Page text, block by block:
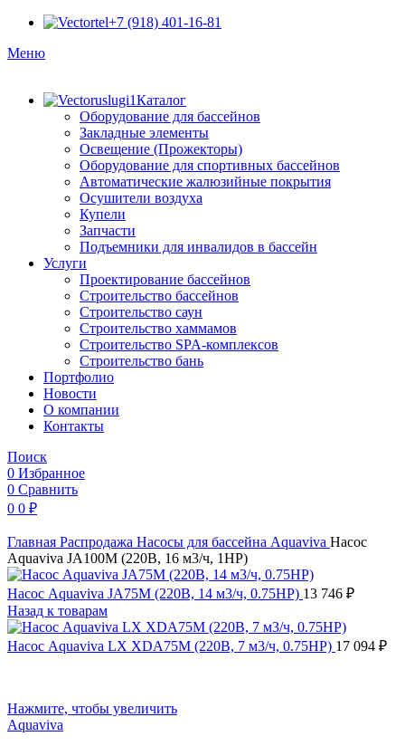
+7 (918) 401-16-81
Меню
Каталог
Оборудование для бассейнов
Закладные элементы
Освещение (Прожекторы)
Оборудование для спортивных бассейнов
Автоматические жалюзийные покрытия
Осушители воздуха
Купели
Запчасти
Подъемники для инвалидов в бассейн
Услуги
Проектирование бассейнов
Строительство бассейнов
Строительство саун
Строительство хаммамов
Строительство SPA-комплексов
Строительство бань
Портфолио
Новости
O компании
Контакты
Поиск
0 Избранное
0 Сравнить
0 0 ₽
Главная Распродажа Насосы для бассейна Aquaviva Насос
Aquaviva JA100M (220В, 16 м3/ч, 1HP)
Насос Aquaviva JA75M (220В, 14 м3/ч, 0.75HP) 13 746 ₽
Назад к товарам
Насос Aquaviva LX XDA75M (220В, 7 м3/ч, 0.75HP) 17 094 ₽
Нажмите, чтобы увеличить
Aquaviva